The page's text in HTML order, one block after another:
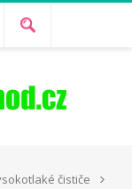
čističe